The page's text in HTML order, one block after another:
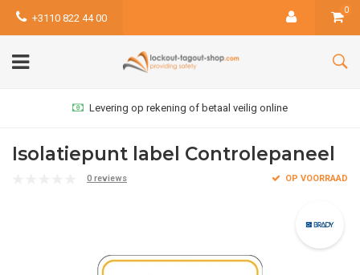
+3110 822 44 00
0
Levering op rekening of betaal veilig online
Isolatiepunt label Controlepaneel
0 reviews OP VOORRAAD